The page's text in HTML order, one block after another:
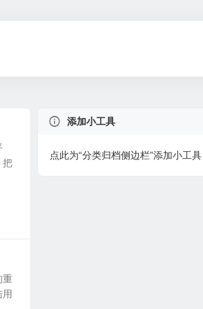
把
重
添加小工具
点此为“分类归档侧边栏”添加小工具